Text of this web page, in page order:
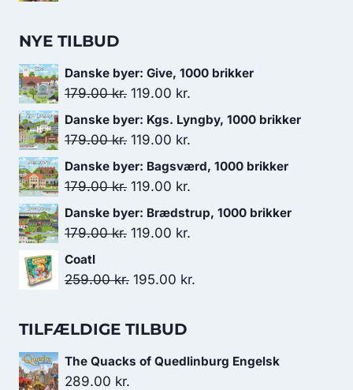
NYE TILBUD
Danske byer: Give, 1000 brikker
179.00kr. Den
oprindelige
pris
179.00 kr..
119.00 kr.
aktuelle
119.00 kr..
Danske byer: Kgs. Lyngby, 1000 brikker
179.00kr. Den
oprindelige
pris
179.00 kr..
119.00 kr.
aktuelle
119.00 kr..
Danske byer: Bagsværd, 1000 brikker
179.00kr. Den
oprindelige
pris
179.00 kr..
119.00 kr.
aktuelle
Danske byer: Brædstrup, 1000 brikker
179.00kr. Den
pris
119.00 kr.
pris
Coatl
259.00kr. Den
pris
259.00 kr..
195.00 kr.
195.00 kr..
TILFÆLDIGE TILBUD
The Quacks of Quedlinburg Engelsk
289.00 kr.